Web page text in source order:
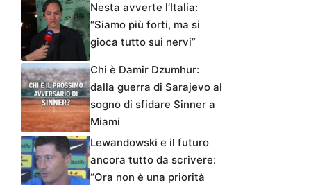
Nesta avverte l’Italia:
“Siamo più forti, ma si
gioca tutto sui nervi”
Chi è Damir Dzumhur:
dalla guerra di Sarajevo al
sogno di sfidare Sinner a
Miami
Lewandowski e il futuro
ancora tutto da scrivere:
“Ora non è una priorità